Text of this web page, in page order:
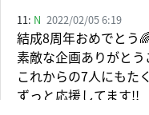
11: N 2022/02/05 6:19
結成8周年おめでとう
素敵な企画ありがと
これからの7人にもた
ずっと応援してます!!